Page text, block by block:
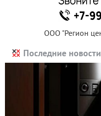
ООО "Регион
Последние новости